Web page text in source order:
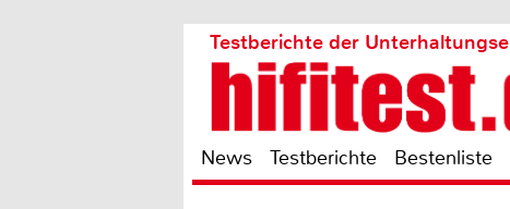
Testberichte der
News Testberichte Bestenliste